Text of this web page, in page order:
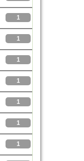
1
1
1
1
1
1
1